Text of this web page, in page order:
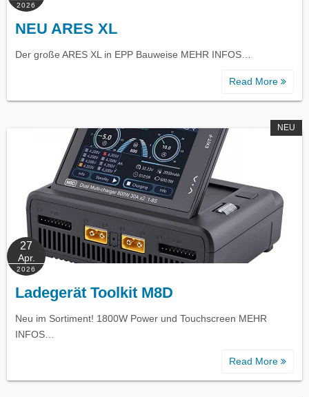
2026
NEU ARES XL
Der große ARES XL in EPP Bauweise MEHR INFOS…
Read More
NEU
27
Apr.
2026
Ladegerät Toolkit M8D
Neu im Sortiment! 1800W Power und Touchscreen MEHR
INFOS…
Read More